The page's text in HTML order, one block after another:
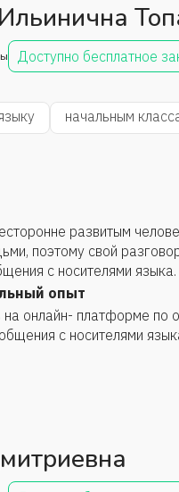
Доступно бесплатное
начальным
развитым
поэтому свой
с носителями
с людьми.
опыт
онлайн- платформе по
с носителями